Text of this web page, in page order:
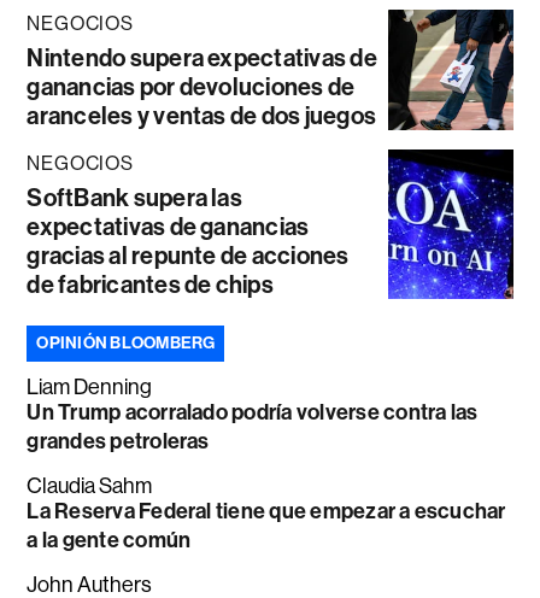
NEGOCIOS
Nintendo supera expectativas de
ganancias por devoluciones de
aranceles y ventas de dos juegos
NEGOCIOS
SoftBank supera las
expectativas de ganancias
gracias al repunte de acciones
de fabricantes de chips
OPINIÓN BLOOMBERG
Liam Denning
Un Trump acorralado podría volverse contra las
grandes petroleras
Claudia Sahm
La Reserva Federal tiene que empezar a escuchar
a la gente común
John Authers